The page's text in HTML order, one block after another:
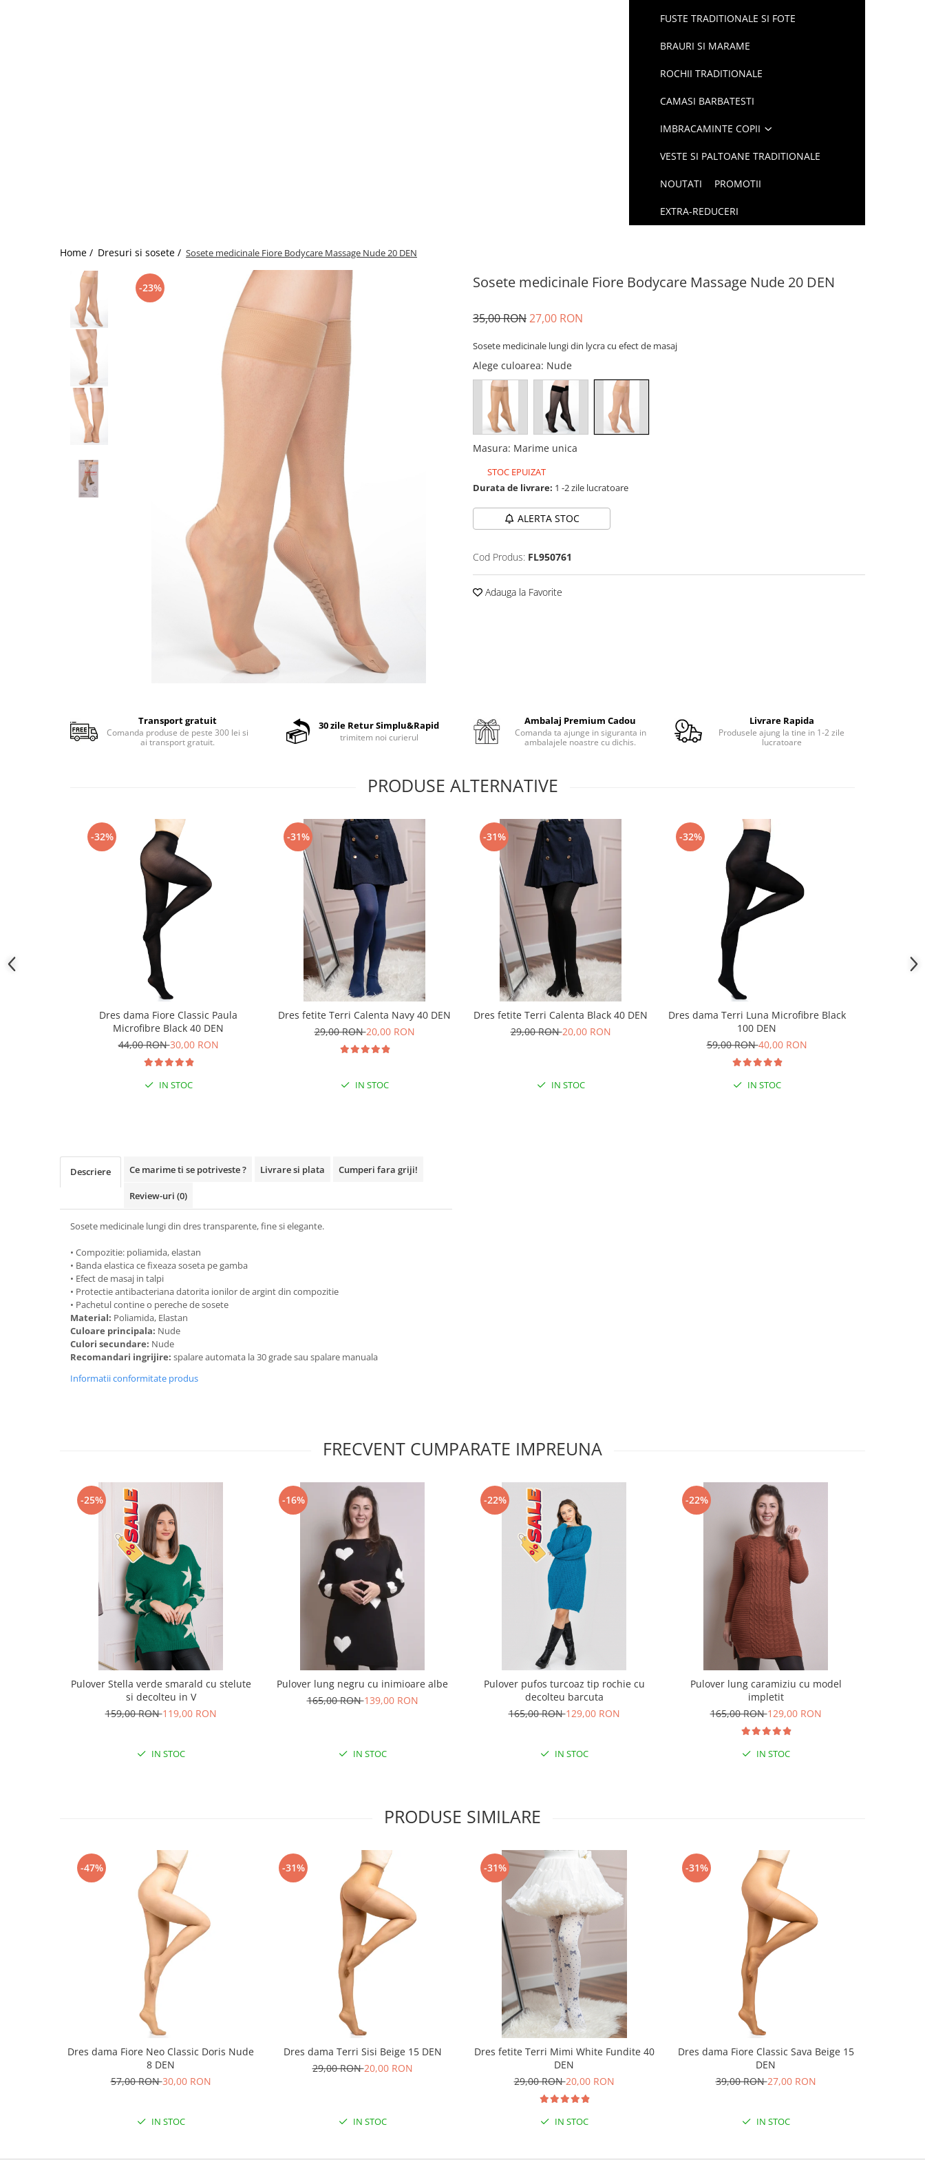
FUSTE TRADITIONALE SI FOTE
BRAURI SI MARAME
ROCHII TRADITIONALE
CAMASI BARBATESTI
IMBRACAMINTE COPII
VESTE SI PALTOANE TRADITIONALE
NOUTATI PROMOTII
EXTRA-REDUCERI
Home / Dresuri si sosete / Sosete medicinale Fiore Bodycare Massage Nude 20 DEN
Sosete medicinale Fiore Bodycare Massage Nude 20 DEN
-23%
35,00 RON27,00 RON
Sosete medicinale lungi din lycra cu efect de masaj
Alege culoarea: Nude
Masura: Marime unica
STOC EPUIZAT
Durata de livrare: 1 -2 zile lucratoare
ALERTA STOC
Cod Produs: FL950761
Adauga la Favorite
Transport gratuit
Comanda produse de peste 300 lei si
ai transport gratuit.
30 zile Retur Simplu&Rapid
trimitem noi curierul
Ambalaj Premium Cadou
Comanda ta ajunge in siguranta in
ambalajele noastre cu dichis.
Livrare Rapida
Produsele ajung la tine in 1-2 zile
lucratoare
PRODUSE ALTERNATIVE
-32%
Dres dama Fiore Classic Paula
Microfibre Black 40 DEN
44,00 RON30,00 RON
IN STOC
-31%
Dres fetite Terri Calenta Navy 40 DEN
29,00 RON20,00 RON
IN STOC
-31%
Dres fetite Terri Calenta Black 40 DEN
29,00 RON20,00 RON
IN STOC
-32%
Dres dama Terri Luna Microfibre Black
100 DEN
59,00 RON40,00 RON
IN STOC
Descriere Ce marime ti se potriveste ? Livrare si plata Cumperi fara griji!
Review-uri (0)
Sosete medicinale lungi din dres transparente, fine si elegante.
• Compozitie: poliamida, elastan
• Banda elastica ce fixeaza soseta pe gamba
• Efect de masaj in talpi
• Protectie antibacteriana datorita ionilor de argint din compozitie
• Pachetul contine o pereche de sosete
Material: Poliamida, Elastan
Culoare principala: Nude
Culori secundare: Nude
Recomandari ingrijire: spalare automata la 30 grade sau spalare manuala
Informatii conformitate produs
FRECVENT CUMPARATE IMPREUNA
-25%
Pulover Stella verde smarald cu stelute
si decolteu in V
159,00 RON119,00 RON
IN STOC
-16%
Pulover lung negru cu inimioare albe
165,00 RON139,00 RON
IN STOC
-22%
Pulover pufos turcoaz tip rochie cu
decolteu barcuta
165,00 RON129,00 RON
IN STOC
-22%
Pulover lung caramiziu cu model
impletit
165,00 RON129,00 RON
IN STOC
PRODUSE SIMILARE
-47%
Dres dama Fiore Neo Classic Doris Nude
8 DEN
57,00 RON30,00 RON
IN STOC
-31%
Dres dama Terri Sisi Beige 15 DEN
29,00 RON20,00 RON
IN STOC
-31%
Dres fetite Terri Mimi White Fundite 40
DEN
29,00 RON20,00 RON
IN STOC
-31%
Dres dama Fiore Classic Sava Beige 15
DEN
39,00 RON27,00 RON
IN STOC